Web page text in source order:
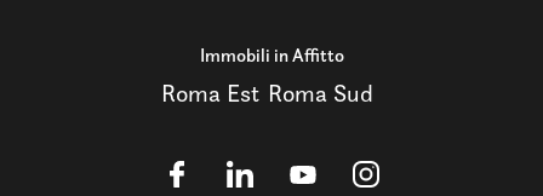
Immobili in Affitto
Roma Est Roma Sud